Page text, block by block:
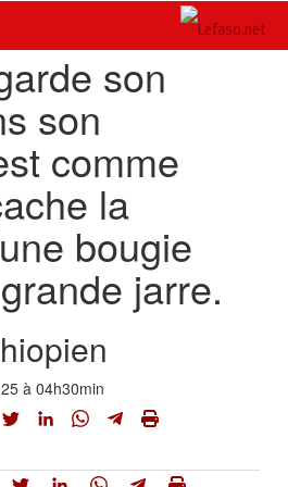
son
son
comme
la
bougie
jarre.
à 04h30min